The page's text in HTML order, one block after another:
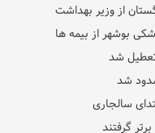
از وزیر بهداشت
شد